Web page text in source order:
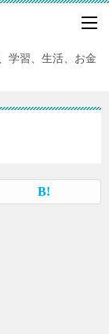
学習、生活、お金